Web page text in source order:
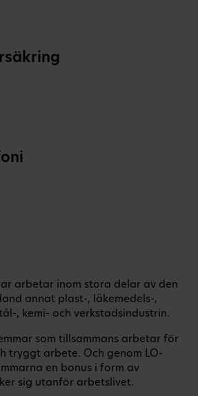
arbetar inom stora delar av den
annat plast-, läkemedels-,
, kemi- och verkstadsindustrin.
som tillsammans arbetar för
tryggt arbete. Och genom LO-
en bonus i form av
sig utanför arbetslivet.